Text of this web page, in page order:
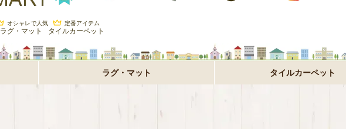
オシャレで人気
ラグ・マット
定番アイテム
タイルカーペット
ラグ・マット タイルカーペット